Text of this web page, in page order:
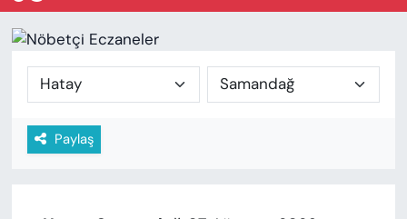
Paylaş
YENİ MEDYADA EMEK
GAZETECİLİĞİNİ GELİŞTİRMEK
FAYDALI BİLGİLER
Trafik Durumu
Son Dakika Haberleri